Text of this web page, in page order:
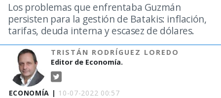
ECONOMÍA | 10-07-2022 00:57
Los problemas que enfrentaba Guzmán
persisten para la gestión de Batakis: inflación,
tarifas, deuda interna y escasez de dólares.
TRISTÁN RODRÍGUEZ LOREDO
Editor de Economía.